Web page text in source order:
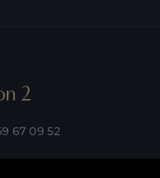
2
67 09 52